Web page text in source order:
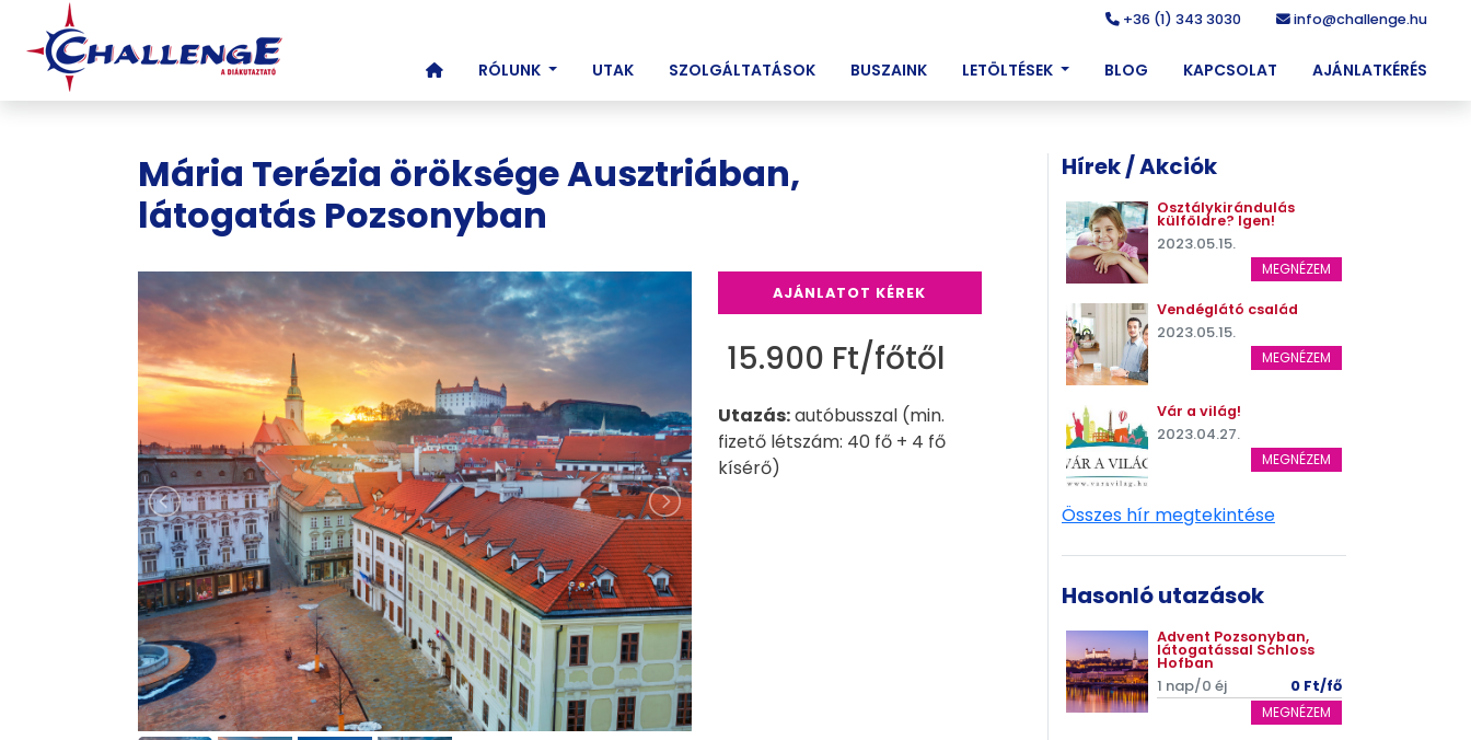
+36 (1) 343 3030 info@challenge.hu
(CURRENT)
RÓLUNK UTAK SZOLGÁLTATÁSOK BUSZAINK LETÖLTÉSEK BLOG KAPCSOLAT AJÁNLATKÉRÉS
Mária Terézia öröksége Ausztriában,
látogatás Pozsonyban
Képgaléria
AJÁNLATOT KÉREK
15.900 Ft/főtől
Utazás:autóbusszal (min.
fizető létszám: 40 fő + 4 fő
kísérő)
Hírek / Akciók
Osztálykirándulás
külföldre? Igen!
2023.05.15.
MEGNÉZEM
Vendéglátó család
2023.05.15.
MEGNÉZEM
Vár a világ!
2023.04.27.
MEGNÉZEM
Összes hír megtekintése
Hasonló utazások
Advent Pozsonyban,
látogatással Schloss
Hofban
1 nap/0 éj 0 Ft/fő
MEGNÉZEM